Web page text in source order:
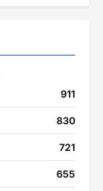
911
830
721
655